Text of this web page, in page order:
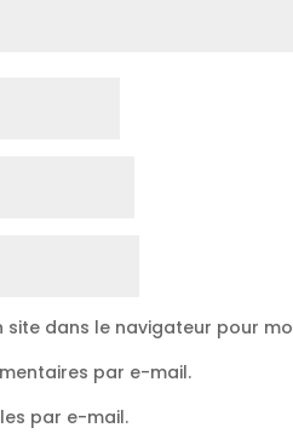
site dans le navigateur pour
par e-mail.
par e-mail.